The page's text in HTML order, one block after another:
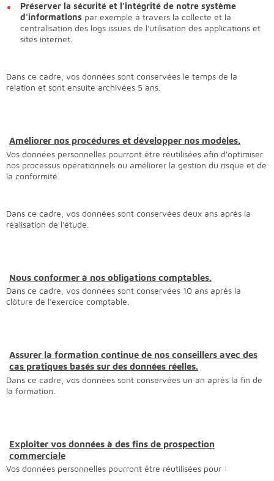
Préserver la sécurité et l'intégrité de notre système
d'informations par exemple à travers la collecte et la
centralisation des logs issues de l'utilisation des applications et
sites internet.
Dans ce cadre, vos données sont conservées le temps de la
relation et sont ensuite archivées 5 ans.
Améliorer nos procédures et développer nos modèles.
Vos données personnelles pourront être réutilisées afin d'optimiser
nos processus opérationnels ou améliorer la gestion du risque et de
la conformité.
Dans ce cadre, vos données sont conservées deux ans après la
réalisation de l'étude.
Nous conformer à nos obligations comptables.
Dans ce cadre, vos données sont conservées 10 ans après la
clôture de l'exercice comptable.
Assurer la formation continue de nos conseillers avec des
cas pratiques basés sur des données réelles.
Dans ce cadre, vos données sont conservées un an après la fin de
la formation.
Exploiter vos données à des fins de prospection
commerciale
Vos données personnelles pourront être réutilisées pour :